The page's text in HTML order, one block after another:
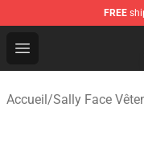
FREE
Open menu
Sally Face Store
Accueil/Sally Face